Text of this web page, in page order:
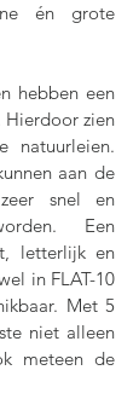
én grote
hebben een
Hierdoor zien
natuurleien.
aan de
snel en
Een
letterlijk en
in FLAT-10
Met 5
niet alleen
meteen de